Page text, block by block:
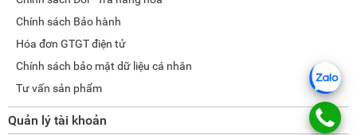
Chính sách Bảo hành
Hóa đơn GTGT điện tử
Chính sách bảo mật dữ liệu cá nhân
Tư vấn sản phẩm
Quản lý tài khoản